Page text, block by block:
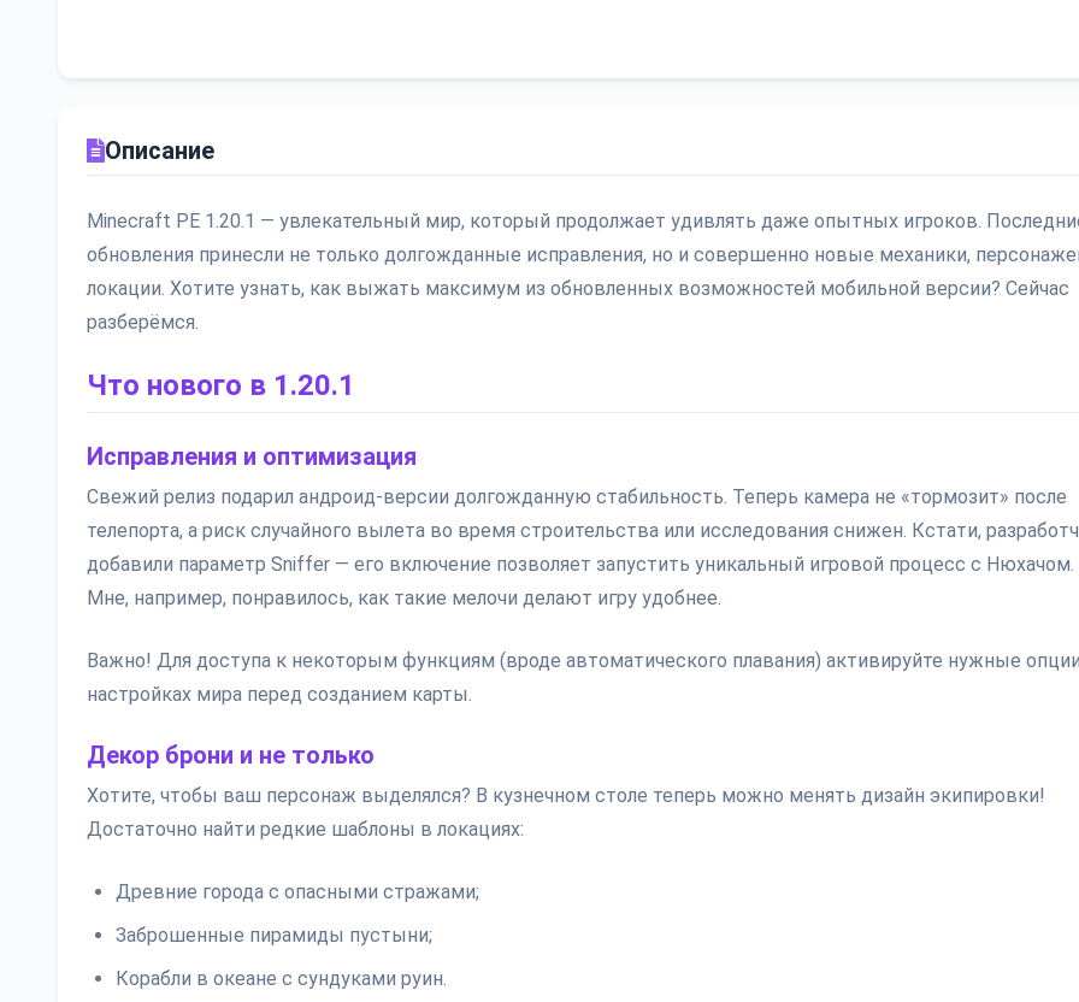
Описание
Minecraft PE 1.20.1 — увлекательный мир, который продолжает удивлять даже опытных игроков.
обновления принесли не только долгожданные исправления, но и совершенно новые механики,
локации. Хотите узнать, как выжать максимум из обновленных возможностей мобильной версии? Сейчас
разберёмся.
Что нового в 1.20.1
Исправления и оптимизация
Свежий релиз подарил андроид-версии долгожданную стабильность. Теперь камера не «тормозит» после
телепорта, а риск случайного вылета во время строительства или исследования снижен. Кстати,
добавили параметр Sniffer — его включение позволяет запустить уникальный игровой процесс с Нюхачом.
Мне, например, понравилось, как такие мелочи делают игру удобнее.
Важно! Для доступа к некоторым функциям (вроде автоматического плавания) активируйте нужные
настройках мира перед созданием карты.
Декор брони и не только
Хотите, чтобы ваш персонаж выделялся? В кузнечном столе теперь можно менять дизайн экипировки!
Достаточно найти редкие шаблоны в локациях:
Древние города с опасными стражами;
Заброшенные пирамиды пустыни;
Корабли в океане с сундуками руин.